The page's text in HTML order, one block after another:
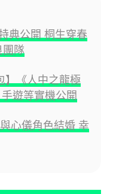
典公開 桐生穿春
隊
】《人中之龍極
遊等實機公開
心儀角色結婚 幸